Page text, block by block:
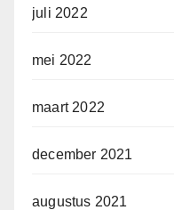
juli 2022
mei 2022
maart 2022
december 2021
augustus 2021